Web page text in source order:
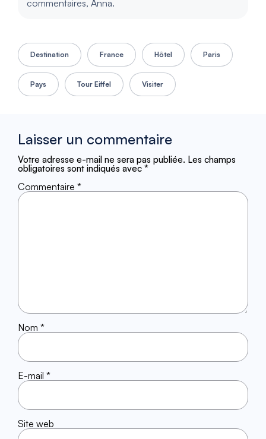
commentaires, Anna.
Destination France Hôtel Paris
Pays Tour Eiffel Visiter
Laisser un commentaire
Votre adresse e-mail ne sera pas publiée. Les champs
obligatoires sont indiqués avec *
Commentaire *
Nom *
E-mail *
Site web